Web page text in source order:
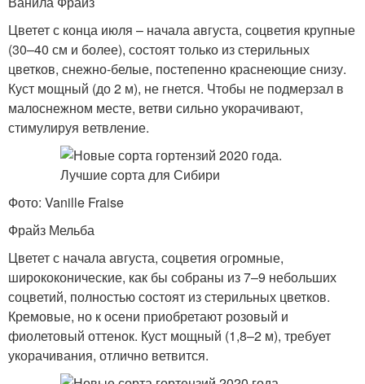
Цветет с конца июля – начала августа, соцветия крупные
(30–40 см и более), состоят только из стерильных
цветков, снежно-белые, постепенно краснеющие снизу.
Куст мощный (до 2 м), не гнется. Чтобы не подмерзал в
малоснежном месте, ветви сильно укорачивают,
стимулируя ветвление.
Фото: Vanille Fraise
Фрайз Мельба
Цветет с начала августа, соцветия огромные,
ширококонические, как бы собраны из 7–9 небольших
соцветий, полностью состоят из стерильных цветков.
Кремовые, но к осени приобретают розовый и
фиолетовый оттенок. Куст мощный (1,8–2 м), требует
укорачивания, отлично ветвится.